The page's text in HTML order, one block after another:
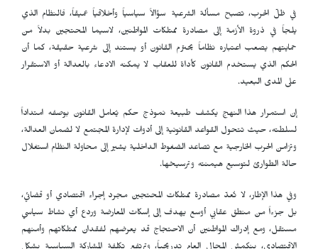
في ظلّ الحرب، تصبح مسألة الشرعية سؤالاً سياسياً وأخلاقياً عميقاً، فالنظام الذي
يلجاً في ذروة الأزمة إلى مصادرة ممتلكات المواطنين، لاسيما المحتجين بدلاً من
حمايتهم يصعب اعتباره نظاماً يحترم القانون أو يستند إلى شرعية حقيقة، كما أن
الحكم الذي يستخدم القانون كأداة للعقاب لا يمكنه الادعاء بالعدالة أو الاستقرار
على المدى البعيد.
إن استمرار هذا النهج يكشف طبيعة نموذج حكم يُعامل القانون بوصفه امتداداً
لسلطته، حيث تتحول القواعد القانونية إلى أدوات لإدارة المجتمع لا لضمان العدالة،
وتزامن الحرب الخارجية مع تصاعد الضغوط الداخلية يشير إلى محاولة النظام استغلال
حالة الطوارئ لتوسيع هيمنته وترسيخها.
وفي هذا الإطار، لا تُعدّ مصادرة ممتلكات المحتجين مجرد إجراء اقتصادي أو قضائي،
بل جزءاً من منطق عقابي أوسع يهدف إلى إسكات المعارضة وردع أي نشاط سياسي
مستقل، ومع إدراك المواطنين أن الاحتجاج قد يعرضهم لفقدان ممتلكاتهم وأمنهم